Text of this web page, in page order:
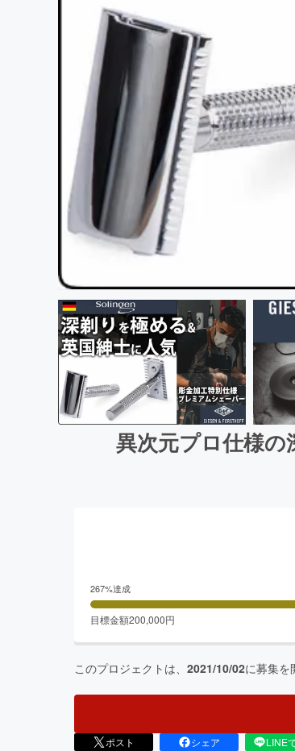
異次元プロ仕様
267%達成
目標金額200,000円
このプロジェクトは、 2021/10/02に募集を
ポスト シェア LINE